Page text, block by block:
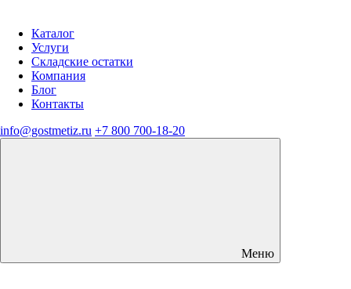
Каталог
Услуги
Складские остатки
Компания
Блог
Контакты
info@gostmetiz.ru +7 800 700-18-20
Меню